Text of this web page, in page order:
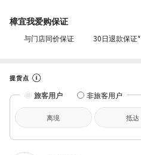
樟宜我爱购保证
与门店同价保证 30日退款保证*
提货点
旅客用户 非旅客用户
离境 抵达